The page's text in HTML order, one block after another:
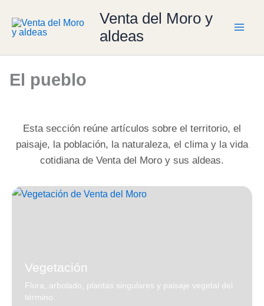
contenido
Venta del Moro y
aldeas
El pueblo
Esta sección reúne artículos sobre el territorio, el
paisaje, la población, la naturaleza, el clima y la vida
cotidiana de Venta del Moro y sus aldeas.
Vegetación
Flora, arbolado, plantas singulares y paisaje vegetal del
término.